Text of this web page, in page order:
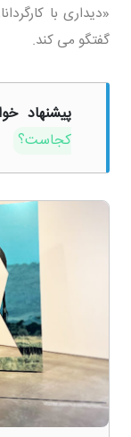
«دیداری با
گفتگو می کند.
پیشنهاد
کجاست؟